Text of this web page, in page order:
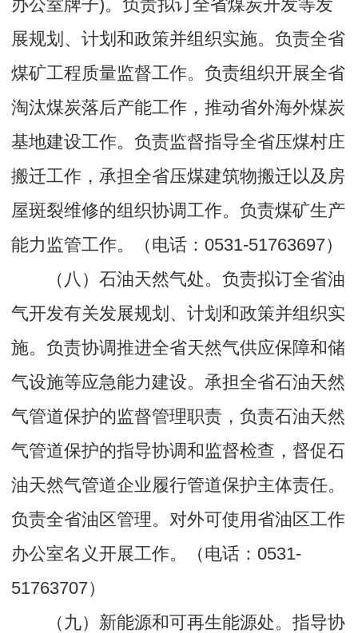
办公室牌子)。负责拟订全省煤炭开发等发
展规划、计划和政策并组织实施。负责全省
煤矿工程质量监督工作。负责组织开展全省
淘汰煤炭落后产能工作，推动省外海外煤炭
基地建设工作。负责监督指导全省压煤村庄
搬迁工作，承担全省压煤建筑物搬迁以及房
屋斑裂维修的组织协调工作。负责煤矿生产
能力监管工作。（电话：0531-51763697）
（八）石油天然气处。负责拟订全省油
气开发有关发展规划、计划和政策并组织实
施。负责协调推进全省天然气供应保障和储
气设施等应急能力建设。承担全省石油天然
气管道保护的监督管理职责，负责石油天然
气管道保护的指导协调和监督检查，督促石
油天然气管道企业履行管道保护主体责任。
负责全省油区管理。对外可使用省油区工作
办公室名义开展工作。（电话：0531-
51763707）
（九）新能源和可再生能源处。指导协